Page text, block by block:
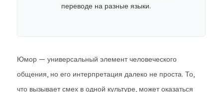
переводе на разные языки.
Юмор — универсальный элемент человеческого
общения, но его интерпретация далеко не проста. То,
что вызывает смех в одной культуре, может оказаться